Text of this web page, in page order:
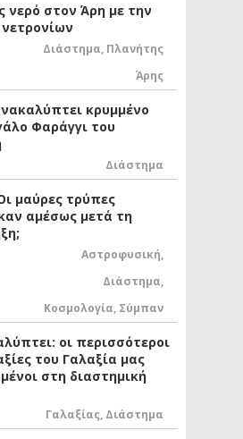
νερό στον Άρη με την
Διάστημα, Πλανήτης
Άρης
κρυμμένο
Φαράγγι του
Διάστημα
μαύρες τρύπες
αμέσως μετά τη
Αστροφυσική,
Διάστημα,
Κοσμολογία, Σύμπαν
οι περισσότεροι
του Γαλαξία μας
στη διαστημική
Γαλαξίας, Διάστημα